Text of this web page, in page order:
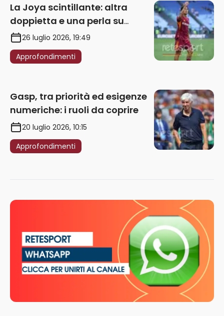
La Joya scintillante: altra
doppietta e una perla su
punizione – VIDEO
26 luglio 2026, 19:49
Approfondimenti
Gasp, tra priorità ed esigenze
numeriche: i ruoli da coprire
20 luglio 2026, 10:15
Approfondimenti